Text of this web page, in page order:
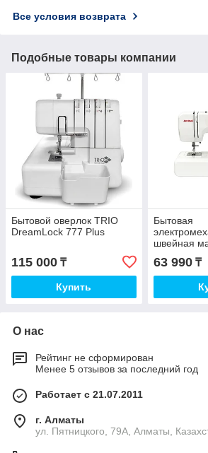
Все условия возврата
Подобные товары компании
Бытовой оверлок TRIO
DreamLock 777 Plus
115 000 ₸
Купить
Бытовая
швейная
63 990₸
О нас
Рейтинг не сформирован
Менее 5 отзывов за последний год
Работает с 21.07.2011
г. Алматы
ул. Пятницкого, 79А, Алматы,